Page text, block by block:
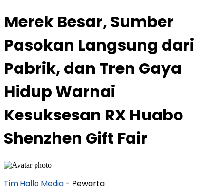
Merek Besar, Sumber
Pasokan Langsung dari
Pabrik, dan Tren Gaya
Hidup Warnai
Kesuksesan RX Huabo
Shenzhen Gift Fair
Tim Hallo Media - Pewarta